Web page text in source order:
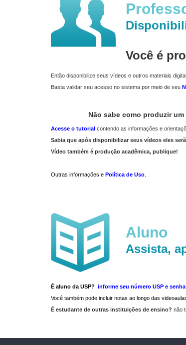
Você é
Então disponibilize seus vídeos e outros materiais
Basta validar seu acesso no sistema por meio de seu
Não sabe como produzir
Acesse o tutorial contendo as informações e
Sabia que após disponibilizar seus vídeos eles
Vídeo também é produção acadêmica, publique!
Outras informações e Política de Uso
Aluno
Assista,
É aluno da USP? informe seu número USP e senha
Você também pode incluir notas ao longo das
É estudante de outras instituições de ensino? não